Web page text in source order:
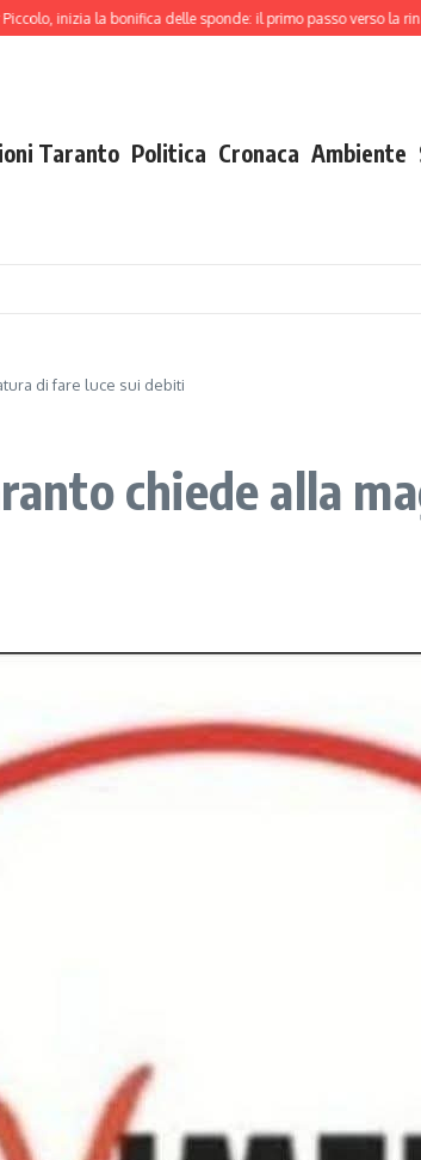
inizia la bonifica delle sponde: il primo passo verso la
Taranto Politica Cronaca Ambiente
di fare luce sui debiti
chiede alla